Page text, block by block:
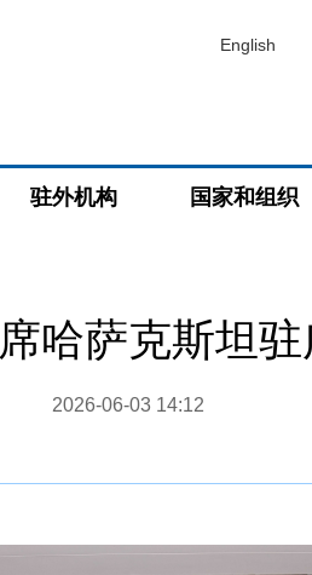
English
驻外机构 国家和组织
哈萨克斯坦
2026-06-03 14:12